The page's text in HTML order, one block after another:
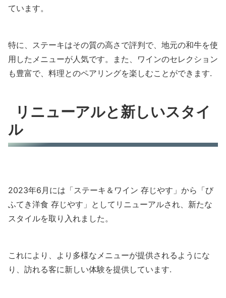
ています。
特に、ステーキはその質の高さで評判で、地元の和牛を使
用したメニューが人気です。また、ワインのセレクション
も豊富で、料理とのペアリングを楽しむことができます.
リニューアルと新しいスタイ
ル
2023年6月には「ステーキ＆ワイン 存じやす」から「び
ふてき洋食 存じやす」としてリニューアルされ、新たな
スタイルを取り入れました。
これにより、より多様なメニューが提供されるようにな
り、訪れる客に新しい体験を提供しています.